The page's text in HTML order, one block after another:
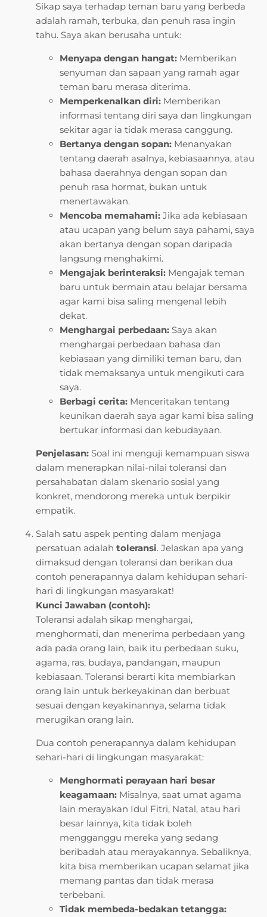
Sikap saya terhadap teman baru yang berbeda
adalah ramah, terbuka, dan penuh rasa ingin
tahu. Saya akan berusaha untuk:
Menyapa dengan hangat: Memberikan
senyuman dan sapaan yang ramah agar
teman baru merasa diterima.
Memperkenalkan diri: Memberikan
informasi tentang diri saya dan lingkungan
sekitar agar ia tidak merasa canggung.
Bertanya dengan sopan: Menanyakan
tentang daerah asalnya, kebiasaannya, atau
bahasa daerahnya dengan sopan dan
penuh rasa hormat, bukan untuk
menertawakan.
Mencoba memahami: Jika ada kebiasaan
atau ucapan yang belum saya pahami, saya
akan bertanya dengan sopan daripada
langsung menghakimi.
Mengajak berinteraksi: Mengajak teman
baru untuk bermain atau belajar bersama
agar kami bisa saling mengenal lebih
dekat.
Menghargai perbedaan: Saya akan
menghargai perbedaan bahasa dan
kebiasaan yang dimiliki teman baru, dan
tidak memaksanya untuk mengikuti cara
saya.
Berbagi cerita: Menceritakan tentang
keunikan daerah saya agar kami bisa saling
bertukar informasi dan kebudayaan.
Penjelasan: Soal ini menguji kemampuan siswa
dalam menerapkan nilai-nilai toleransi dan
persahabatan dalam skenario sosial yang
konkret, mendorong mereka untuk berpikir
empatik.
Salah satu aspek penting dalam menjaga
persatuan adalah toleransi. Jelaskan apa yang
dimaksud dengan toleransi dan berikan dua
contoh penerapannya dalam kehidupan sehari-
hari di lingkungan masyarakat!
Kunci Jawaban (contoh):
Toleransi adalah sikap menghargai,
menghormati, dan menerima perbedaan yang
ada pada orang lain, baik itu perbedaan suku,
agama, ras, budaya, pandangan, maupun
kebiasaan. Toleransi berarti kita membiarkan
orang lain untuk berkeyakinan dan berbuat
sesuai dengan keyakinannya, selama tidak
merugikan orang lain.
Dua contoh penerapannya dalam kehidupan
sehari-hari di lingkungan masyarakat:
Menghormati perayaan hari besar
keagamaan: Misalnya, saat umat agama
lain merayakan Idul Fitri, Natal, atau hari
besar lainnya, kita tidak boleh
mengganggu mereka yang sedang
beribadah atau merayakannya. Sebaliknya,
kita bisa memberikan ucapan selamat jika
memang pantas dan tidak merasa
terbebani.
Tidak membeda-bedakan tetangga: